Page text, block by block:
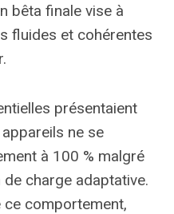
bêta finale vise à
fluides et cohérentes
présentaient
ne se
à 100 % malgré
charge adaptative.
comportement,